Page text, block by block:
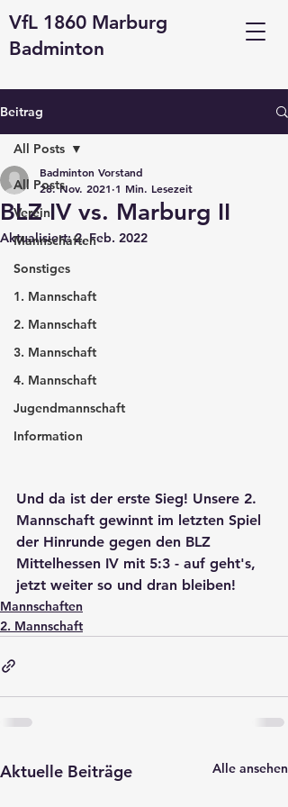
VfL 1860 Marburg
Badminton
Beitrag
All Posts
Verein
Mannschaften
Sonstiges
1. Mannschaft
2. Mannschaft
3. Mannschaft
4. Mannschaft
Jugendmannschaft
Information
All Posts
BLZ IV vs. Marburg II
Badminton Vorstand
28. Nov. 2021 1 Min. Lesezeit
Aktualisiert:2. Feb. 2022
Und da ist der erste Sieg! Unsere 2.
Mannschaft gewinnt im letzten Spiel
der Hinrunde gegen den BLZ
Mittelhessen IV mit 5:3 - auf geht's,
jetzt weiter so und dran bleiben!
Mannschaften
2. Mannschaft
Aktuelle Beiträge Alle ansehen